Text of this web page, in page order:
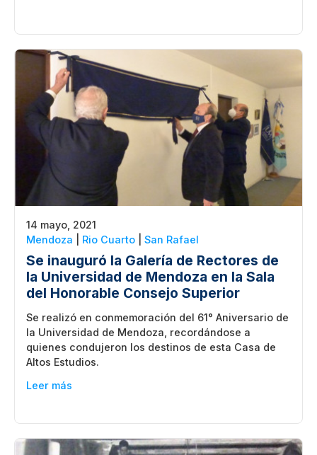
14 mayo, 2021
Mendoza
Rio Cuarto San Rafael
Se inauguró la Galería de Rectores de
la Universidad de Mendoza en la Sala
del Honorable Consejo Superior
Se realizó en conmemoración del 61° Aniversario de
la Universidad de Mendoza, recordándose a
quienes condujeron los destinos de esta Casa de
Altos Estudios.
Leer más